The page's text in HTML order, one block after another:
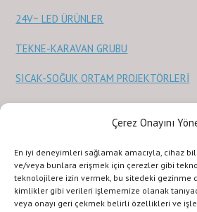
Çerez Onayını
En iyi deneyimleri sağlamak amacıyla, cihaz
ve/veya bunlara erişmek için çerezler gibi
teknolojilere izin vermek, bu sitedeki gezinme
kimlikler gibi verileri işlememize olanak
veya onayı geri çekmek belirli özellikleri ve
24V~ LED ÜRÜNLER
TEKNE-KARAVAN GRUBU
SICAK-SOĞUK ORTAM PROJEKTÖRLERİ
STERİLİZASYON ve SAĞLIK ÜRÜNLERİ